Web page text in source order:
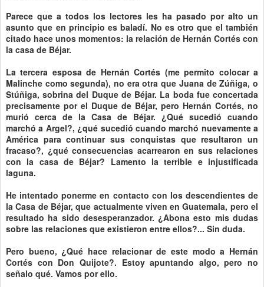
Parece que a todos los lectores les ha pasado por alto un
asunto que en principio es baladí. No es otro que el también
citado hace unos momentos: la relación de Hernán Cortés con
la casa de Béjar.
La tercera esposa de Hernán Cortés (me permito colocar a
Malinche como segunda), no era otra que Juana de Zúñiga, o
Stúñiga, sobrina del Duque de Béjar. La boda fue concertada
precisamente por el Duque de Béjar, pero Hernán Cortés, no
murió cerca de la Casa de Béjar. ¿Qué sucedió cuando
marchó a Argel?, ¿qué sucedió cuando marchó nuevamente a
América para continuar sus conquistas que resultaron un
fracaso?, ¿qué consecuencias acarrearon en sus relaciones
con la casa de Béjar? Lamento la terrible e injustificada
laguna.
He intentado ponerme en contacto con los descendientes de
la Casa de Béjar, que actualmente viven en Guatemala, pero el
resultado ha sido desesperanzador. ¿Abona esto mis dudas
sobre las relaciones que existieron entre ellos?... Sin duda.
Pero bueno, ¿Qué hace relacionar de este modo a Hernán
Cortés con Don Quijote?. Estoy apuntando algo, pero no
señalo qué. Vamos por ello.